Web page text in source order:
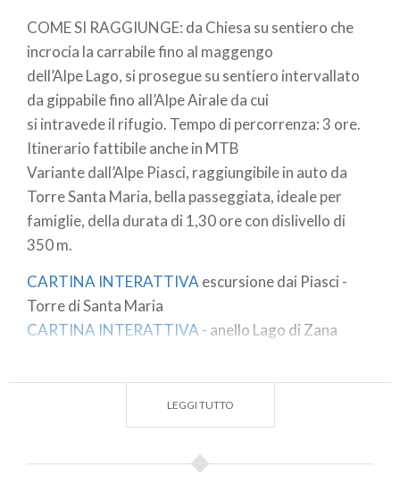
COME SI RAGGIUNGE: da Chiesa su sentiero che
incrocia la carrabile fino al maggengo
dell’Alpe Lago, si prosegue su sentiero intervallato
da gippabile fino all’Alpe Airale da cui
si intravede il rifugio. Tempo di percorrenza: 3 ore.
Itinerario fattibile anche in MTB
Variante dall’Alpe Piasci, raggiungibile in auto da
Torre Santa Maria, bella passeggiata, ideale per
famiglie, della durata di 1,30 ore con dislivello di
350 m.
CARTINA INTERATTIVA escursione dai Piasci -
Torre di Santa Maria
CARTINA INTERATTIVA - anello Lago di Zana
LEGGI TUTTO